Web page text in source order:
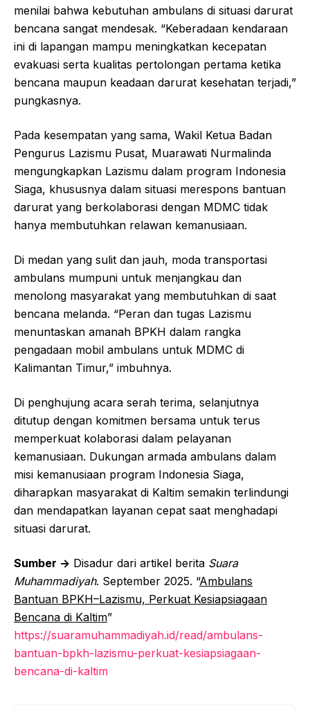
menilai bahwa kebutuhan ambulans di situasi darurat
bencana sangat mendesak. “Keberadaan kendaraan
ini di lapangan mampu meningkatkan kecepatan
evakuasi serta kualitas pertolongan pertama ketika
bencana maupun keadaan darurat kesehatan terjadi,”
pungkasnya.
Pada kesempatan yang sama, Wakil Ketua Badan
Pengurus Lazismu Pusat, Muarawati Nurmalinda
mengungkapkan Lazismu dalam program Indonesia
Siaga, khususnya dalam situasi merespons bantuan
darurat yang berkolaborasi dengan MDMC tidak
hanya membutuhkan relawan kemanusiaan.
Di medan yang sulit dan jauh, moda transportasi
ambulans mumpuni untuk menjangkau dan
menolong masyarakat yang membutuhkan di saat
bencana melanda. “Peran dan tugas Lazismu
menuntaskan amanah BPKH dalam rangka
pengadaan mobil ambulans untuk MDMC di
Kalimantan Timur,” imbuhnya.
Di penghujung acara serah terima, selanjutnya
ditutup dengan komitmen bersama untuk terus
memperkuat kolaborasi dalam pelayanan
kemanusiaan. Dukungan armada ambulans dalam
misi kemanusiaan program Indonesia Siaga,
diharapkan masyarakat di Kaltim semakin terlindungi
dan mendapatkan layanan cepat saat menghadapi
situasi darurat.
Sumber -> Disadur dari artikel berita Suara
Muhammadiyah. September 2025. “Ambulans
Bantuan BPKH–Lazismu, Perkuat Kesiapsiagaan
Bencana di Kaltim”
https://suaramuhammadiyah.id/read/ambulans-
bantuan-bpkh-lazismu-perkuat-kesiapsiagaan-
bencana-di-kaltim